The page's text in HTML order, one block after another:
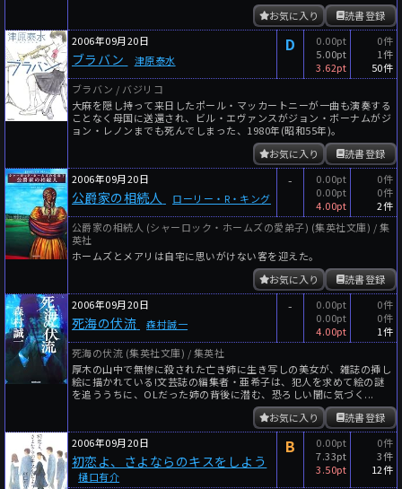
読書登録
お気に入り
2006年09月20日
ブラバン 津原泰水
D
0.00pt
5.00pt
3.62pt
0件
1件
50件
ブラバン / バジリコ
大麻を隠し持って来日したポール・マッカートニーが一曲も演奏する
ことなく母国に送還され、ビル・エヴァンスがジョン・ボーナムがジ
ョン・レノンまでも死んでしまった、1980年(昭和55年)。
読書登録
お気に入り
2006年09月20日
公爵家の相続人 ローリー・R・キング
-
0.00pt
0.00pt
4.00pt
0件
0件
2件
公爵家の相続人 (シャーロック・ホームズの愛弟子) (集英社文庫) / 集
英社
ホームズとメアリは自宅に思いがけない客を迎えた。
読書登録
お気に入り
2006年09月20日
死海の伏流 森村誠一
-
0.00pt
0.00pt
4.00pt
0件
0件
1件
死海の伏流 (集英社文庫) / 集英社
厚木の山中で無惨に殺された亡き姉に生き写しの美女が、雑誌の挿し
絵に描かれている!文芸誌の編集者・亜希子は、犯人を求めて絵の謎
を追ううちに、OLだった姉の背後に潜む、恐ろしい闇に気づく...
読書登録
お気に入り
2006年09月20日
初恋よ、さよならのキスをしよう
樋口有介
B
0.00pt
7.33pt
3.50pt
0件
3件
12件